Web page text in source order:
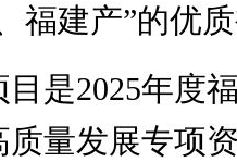
福建产”的优
2025年度
量发展专项